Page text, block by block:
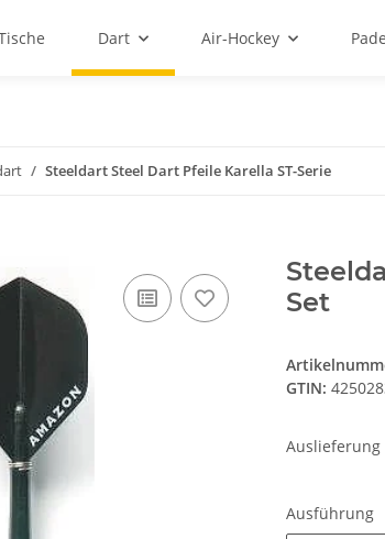
Dart Air-Hockey
Steeldart Steel Dart Pfeile Karella ST-Serie
Set
GTIN:
Auslieferung
Ausführung